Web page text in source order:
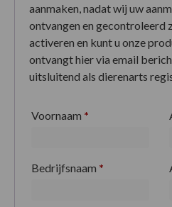
aanmaken, nadat wij uw
ontvangen en gecontroleerd
activeren en kunt u onze
ontvangt hier via email
uitsluitend als dierenarts
Voornaam *
Bedrijfsnaam *